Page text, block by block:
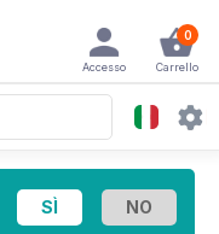
0
Carrello
Accesso